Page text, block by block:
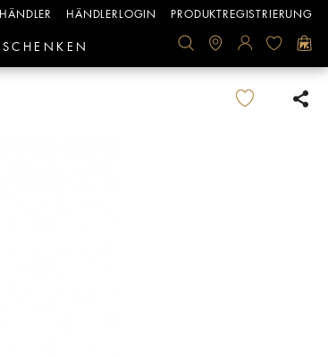
HÄNDLER HÄNDLERLOGIN PRODUKTREGISTRIERUNG
SCHENKEN